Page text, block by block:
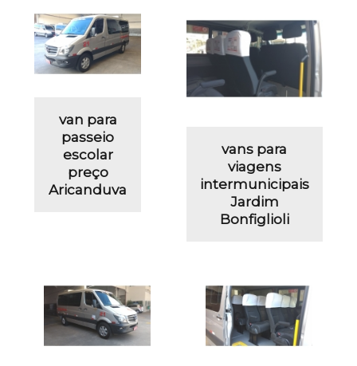
van para
passeio
escolar
preço
Aricanduva
vans para
viagens
intermunicipais
Jardim
Bonfiglioli